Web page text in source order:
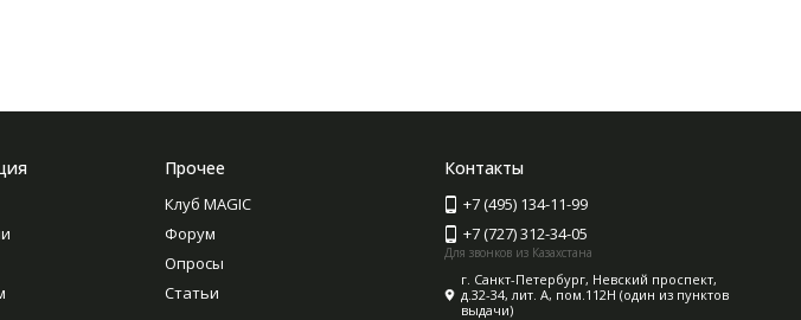
Прочее
Клуб MAGIC
Форум
Опросы
Статьи
Контакты
+7 (495) 134-11-99
+7 (727) 312-34-05
Для звонков из Казахстана
г. Санкт-Петербург, Невский проспект,
д.32-34, лит. А, пом.112Н (один из пунктов
выдачи)